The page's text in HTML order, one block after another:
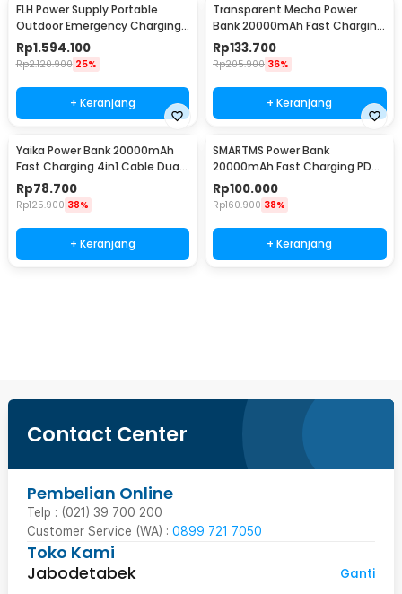
FLH Power Supply Portable
Outdoor Emergency Charging
300W 90000mAh - FLH-300
Rp1.594.100
Rp2.120.900 25%
+ Keranjang
Transparent Mecha Power
Bank 20000mAh Fast Charging
USB Type C 22.5W - K125
Rp133.700
Rp205.900 36%
+ Keranjang
Yaika Power Bank 20000mAh
Fast Charging 4in1 Cable Dual
USB Port - BA-1699
Rp78.700
Rp125.900 38%
+ Keranjang
SMARTMS Power Bank
20000mAh Fast Charging PD
3in1 Cable USB Type C 20W -
PB41
Rp100.000
Rp160.900 38%
+ Keranjang
Contact Center
Pembelian Online
Telp : (021) 39 700 200
Customer Service (WA) : 0899 721 7050
Toko Kami
Jabodetabek
Ganti